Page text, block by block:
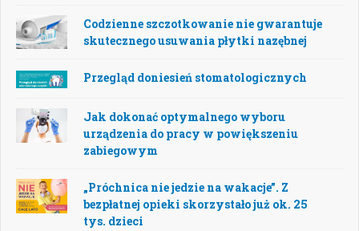
Codzienne szczotkowanie nie gwarantuje
skutecznego usuwania płytki nazębnej
Przegląd doniesień stomatologicznych
Jak dokonać optymalnego wyboru
urządzenia do pracy w powiększeniu
zabiegowym
„Próchnica nie jedzie na wakacje”. Z
bezpłatnej opieki skorzystało już ok. 25
tys. dzieci